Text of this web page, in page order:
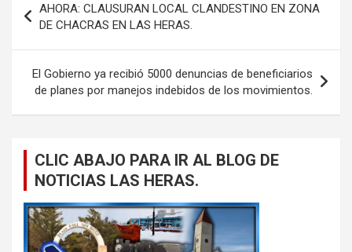
de
entradas
AHORA: CLAUSURAN LOCAL CLANDESTINO EN ZONA
DE CHACRAS EN LAS HERAS.
El Gobierno ya recibió 5000 denuncias de beneficiarios
de planes por manejos indebidos de los movimientos.
CLIC ABAJO PARA IR AL BLOG DE
NOTICIAS LAS HERAS.